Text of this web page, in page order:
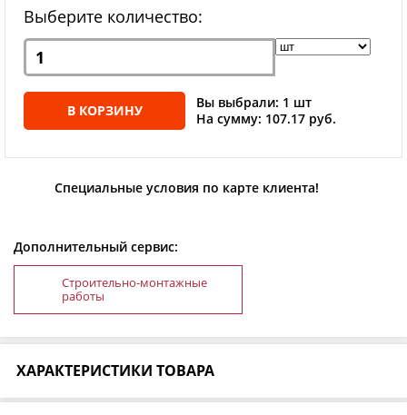
Выберите количество:
В КОРЗИНУ
Вы выбрали: 1 шт
На сумму: 107.17 руб.
Специальные условия по карте клиента!
Дополнительный сервис:
Строительно-монтажные
работы
ХАРАКТЕРИСТИКИ ТОВАРА